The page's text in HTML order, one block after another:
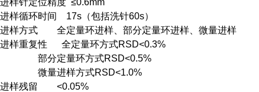
进样针定位精度 ≤0.6mm
进样循环时间 17s（包括洗针60s）
进样方式 全定量环进样、部分定量环进样、微量进样
进样重复性 全定量环方式RSD<0.3%
部分定量环方式RSD<0.5%
微量进样方式RSD<1.0%
进样残留 <0.05%